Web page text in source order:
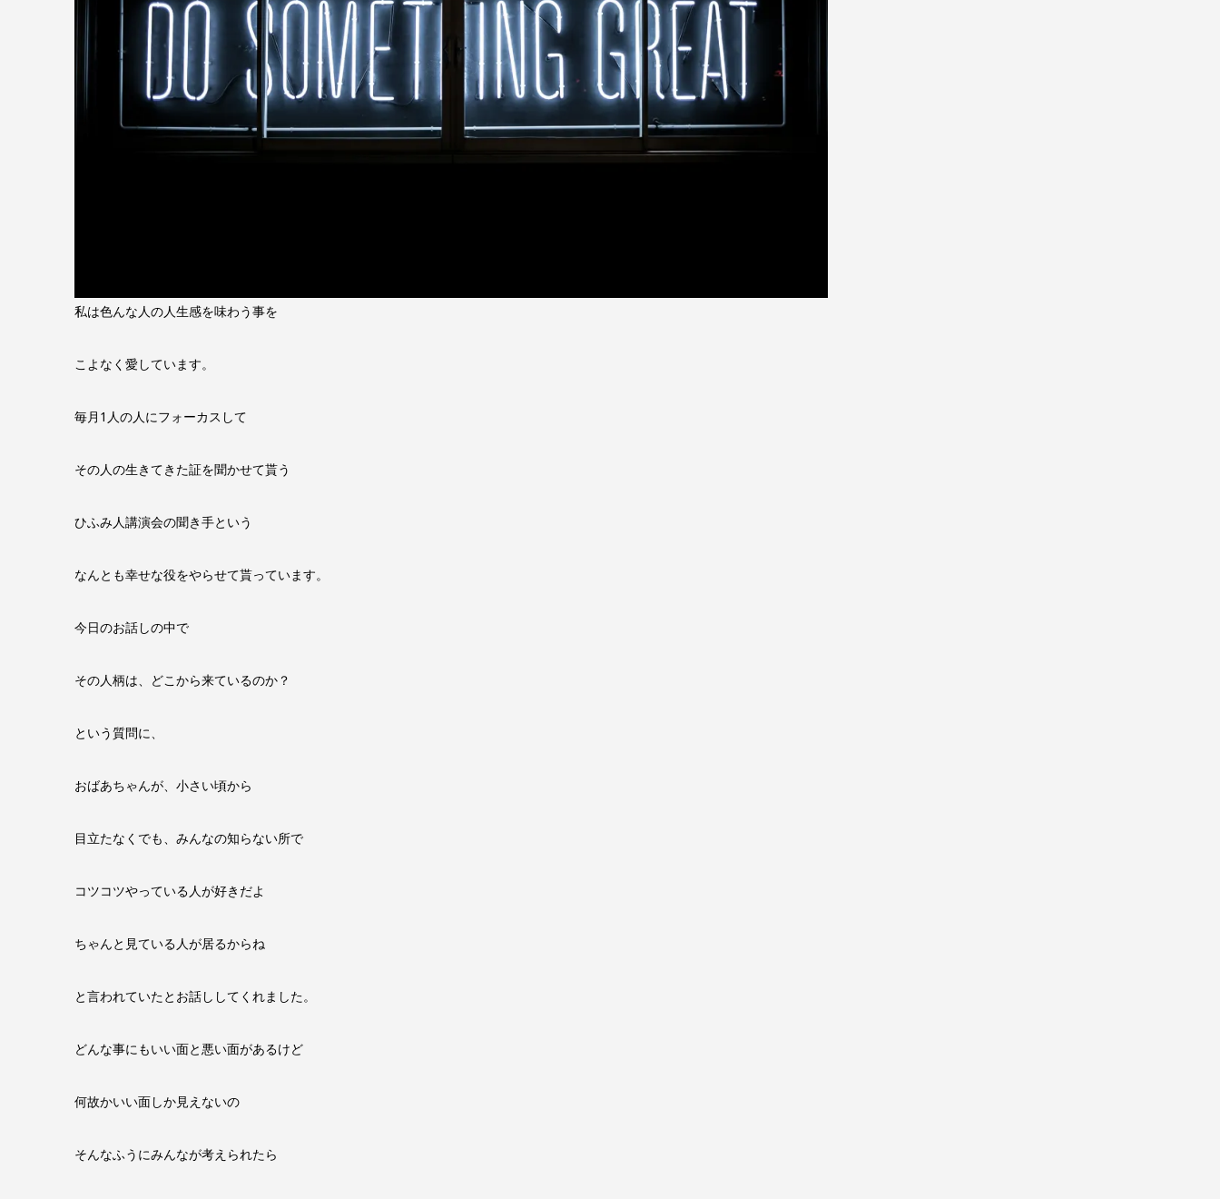
私は色んな人の人生感を味わう事を
こよなく愛しています。
毎月1人の人にフォーカスして
その人の生きてきた証を聞かせて貰う
ひふみ人講演会の聞き手という
なんとも幸せな役をやらせて貰っています。
今日のお話しの中で
その人柄は、どこから来ているのか？
という質問に、
おばあちゃんが、小さい頃から
目立たなくでも、みんなの知らない所で
コツコツやっている人が好きだよ
ちゃんと見ている人が居るからね
と言われていたとお話ししてくれました。
どんな事にもいい面と悪い面があるけど
何故かいい面しか見えないの
そんなふうにみんなが考えられたら